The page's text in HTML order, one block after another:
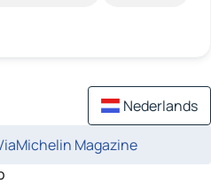
Nederlands
Magazine